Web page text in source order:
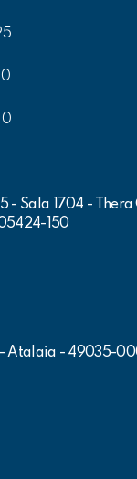
- Sala 1704 -
150
Atalaia - 49035-